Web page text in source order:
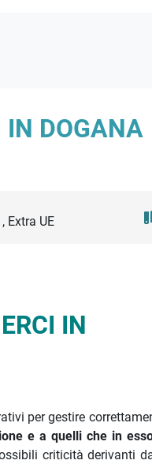
IN DOGANA
Extra UE
IN
per gestire
e a quelli che in
criticità derivanti